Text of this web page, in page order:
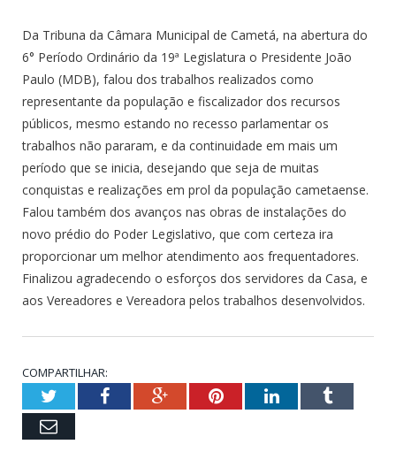
Da Tribuna da Câmara Municipal de Cametá, na abertura do
6° Período Ordinário da 19ª Legislatura o Presidente João
Paulo (MDB), falou dos trabalhos realizados como
representante da população e fiscalizador dos recursos
públicos, mesmo estando no recesso parlamentar os
trabalhos não pararam, e da continuidade em mais um
período que se inicia, desejando que seja de muitas
conquistas e realizações em prol da população cametaense.
Falou também dos avanços nas obras de instalações do
novo prédio do Poder Legislativo, que com certeza ira
proporcionar um melhor atendimento aos frequentadores.
Finalizou agradecendo o esforços dos servidores da Casa, e
aos Vereadores e Vereadora pelos trabalhos desenvolvidos.
COMPARTILHAR:
TwitterFacebookGoogle+PinterestLinkedInTumblr
Email